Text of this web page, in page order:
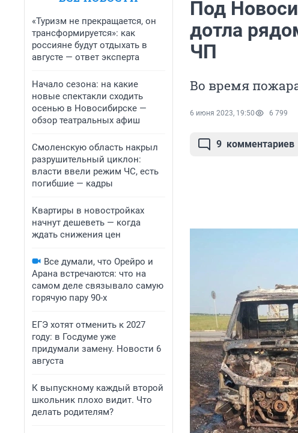
«Туризм не прекращается, он
трансформируется»: как
россияне будут отдыхать в
августе — ответ эксперта
Начало сезона: на какие
новые спектакли сходить
осенью в Новосибирске —
обзор театральных афиш
Смоленскую область накрыл
разрушительный циклон:
власти ввели режим ЧС, есть
погибшие — кадры
Квартиры в новостройках
начнут дешеветь — когда
ждать снижения цен
Все думали, что Орейро и
Арана встречаются: что на
самом деле связывало самую
горячую пару 90-х
ЕГЭ хотят отменить к 2027
году: в Госдуме уже
придумали замену. Новости 6
августа
К выпускному каждый второй
школьник плохо видит. Что
делать родителям?
Под
дотла
ЧП
Во время
6 июня 2023, 19:50 6 799
9 комментариев